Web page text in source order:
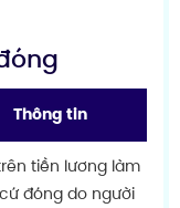
Thông tin
tiền lương làm
đóng do người